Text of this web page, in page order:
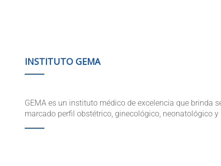
INSTITUTO GEMA
GEMA es un instituto médico de excelencia que brinda
marcado perfil obstétrico, ginecológico, neonatológico